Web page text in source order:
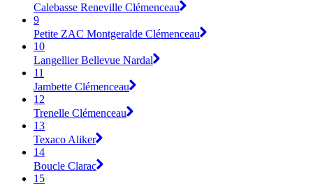
Calebasse Reneville Clémenceau
9
Petite ZAC Montgeralde Clémenceau
10
Langellier Bellevue Nardal
11
Jambette Clémenceau
12
Trenelle Clémenceau
13
Texaco Aliker
14
Boucle Clarac
15